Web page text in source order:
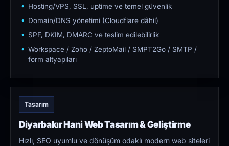
Hosting/VPS, SSL, uptime ve temel güvenlik
Domain/DNS yönetimi (Cloudflare dâhil)
SPF, DKIM, DMARC ve teslim edilebilirlik
Workspace / Zoho / ZeptoMail / SMPT2Go / SMTP /
form altyapıları
Tasarım
Diyarbakır Hani Web Tasarım & Geliştirme
Hızlı, SEO uyumlu ve dönüşüm odaklı modern web siteleri